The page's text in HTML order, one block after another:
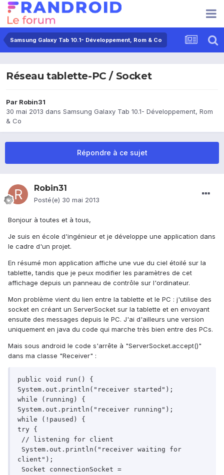
Samsung Galaxy Tab 10.1- Développement, Rom & Co
Réseau tablette-PC / Socket
Par Robin31
30 mai 2013 dans Samsung Galaxy Tab 10.1- Développement, Rom
& Co
Répondre à ce sujet
Robin31
Posté(e) 30 mai 2013
Bonjour à toutes et à tous,
Je suis en école d'ingénieur et je développe une application dans
le cadre d'un projet.
En résumé mon application affiche une vue du ciel étoilé sur la
tablette, tandis que je peux modifier les paramètres de cet
affichage depuis un panneau de contrôle sur l'ordinateur.
Mon problème vient du lien entre la tablette et le PC : j'utilise des
socket en créant un ServerSocket sur la tablette et en envoyant
ensuite des messages depuis le PC. J'ai d'ailleurs une version
uniquement en java du code qui marche très bien entre des PCs.
Mais sous android le code s'arrête à "ServerSocket.accept()"
dans ma classe "Receiver" :
public void run() {
System.out.println("receiver started");
while (running) {
System.out.println("receiver running");
while (!paused) {
try {
client");